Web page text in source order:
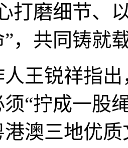
打磨细节、
，共同铸就
锐祥指出
“拧成一股
澳三地优